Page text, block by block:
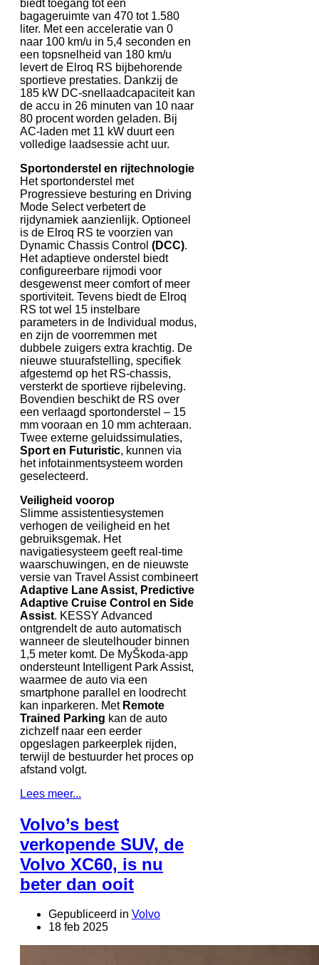
biedt toegang tot een
bagageruimte van 470 tot 1.580
liter. Met een acceleratie van 0
naar 100 km/u in 5,4 seconden en
een topsnelheid van 180 km/u
levert de Elroq RS bijbehorende
sportieve prestaties. Dankzij de
185 kW DC-snellaadcapaciteit kan
de accu in 26 minuten van 10 naar
80 procent worden geladen. Bij
AC-laden met 11 kW duurt een
volledige laadsessie acht uur.
Sportonderstel en rijtechnologie
Het sportonderstel met
Progressieve besturing en Driving
Mode Select verbetert de
rijdynamiek aanzienlijk. Optioneel
is de Elroq RS te voorzien van
Dynamic Chassis Control (DCC).
Het adaptieve onderstel biedt
configureerbare rijmodi voor
desgewenst meer comfort of meer
sportiviteit. Tevens biedt de Elroq
RS tot wel 15 instelbare
parameters in de Individual modus,
en zijn de voorremmen met
dubbele zuigers extra krachtig. De
nieuwe stuurafstelling, specifiek
afgestemd op het RS-chassis,
versterkt de sportieve rijbeleving.
Bovendien beschikt de RS over
een verlaagd sportonderstel – 15
mm vooraan en 10 mm achteraan.
Twee externe geluidssimulaties,
Sport en Futuristic, kunnen via
het infotainmentsysteem worden
geselecteerd.
Veiligheid voorop
Slimme assistentiesystemen
verhogen de veiligheid en het
gebruiksgemak. Het
navigatiesysteem geeft real-time
waarschuwingen, en de nieuwste
versie van Travel Assist combineert
Adaptive Lane Assist, Predictive
Adaptive Cruise Control en Side
Assist. KESSY Advanced
ontgrendelt de auto automatisch
wanneer de sleutelhouder binnen
1,5 meter komt. De MyŠkoda-app
ondersteunt Intelligent Park Assist,
waarmee de auto via een
smartphone parallel en loodrecht
kan inparkeren. Met Remote
Trained Parking kan de auto
zichzelf naar een eerder
opgeslagen parkeerplek rijden,
terwijl de bestuurder het proces op
afstand volgt.
Lees meer...
Volvo’s best
verkopende SUV, de
Volvo XC60, is nu
beter dan ooit
Gepubliceerd in Volvo
18 feb 2025